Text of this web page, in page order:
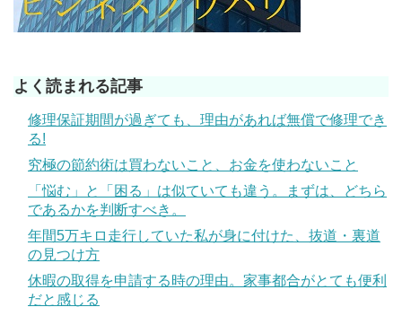
よく読まれる記事
修理保証期間が過ぎても、理由があれば無償で修理でき
る!
究極の節約術は買わないこと、お金を使わないこと
「悩む」と「困る」は似ていても違う。まずは、どちら
であるかを判断すべき。
年間5万キロ走行していた私が身に付けた、抜道・裏道
の見つけ方
休暇の取得を申請する時の理由。家事都合がとても便利
だと感じる